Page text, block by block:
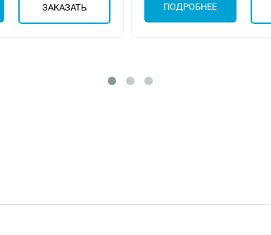
ЗАКАЗАТЬ ПОДРОБНЕЕ